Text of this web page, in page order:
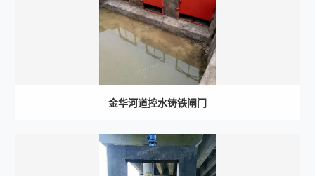
金华河道控水铸铁闸门